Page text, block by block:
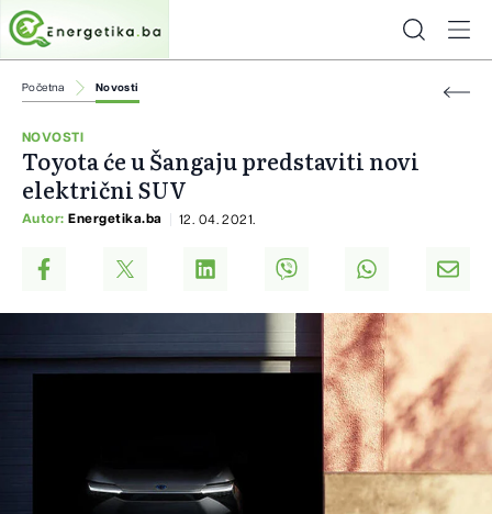
Početna Novosti
NOVOSTI
Toyota će u Šangaju predstaviti novi
električni SUV
Autor: Energetika.ba 12. 04. 2021.